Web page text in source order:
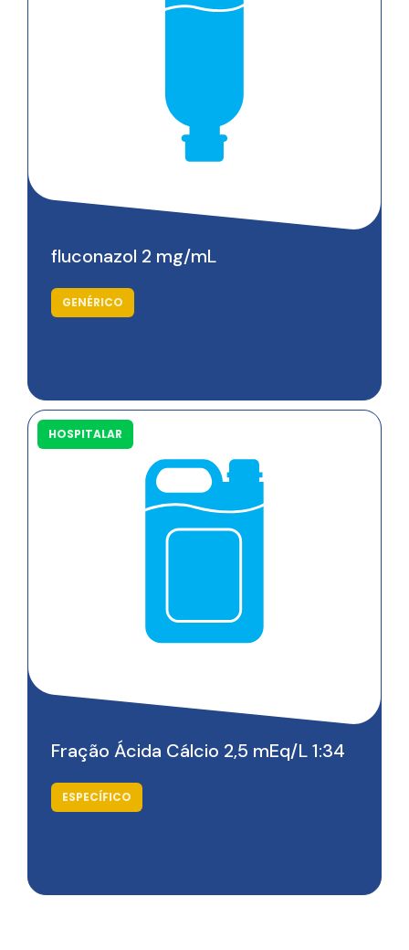
fluconazol 2 mg/mL
GENÉRICO
HOSPITALAR
Fração Ácida Cálcio 2,5 mEq/L 1:34
ESPECÍFICO